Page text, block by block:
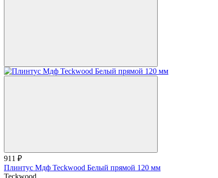
911 ₽
Плинтус Мдф Teckwood Белый прямой 120 мм
Teckwood